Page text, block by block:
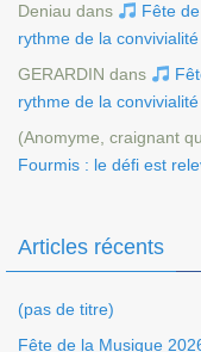
Deniau dans
Fête
rythme de la convivialité
GERARDIN dans
rythme de la convivialité
(Anomyme, craignant
Fourmis : le défi est
Articles récents
(pas de titre)
Fête de la Musique